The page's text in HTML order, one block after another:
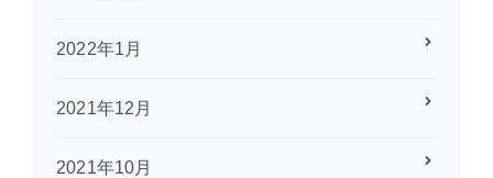
2022年1月
2021年12月
2021年10月